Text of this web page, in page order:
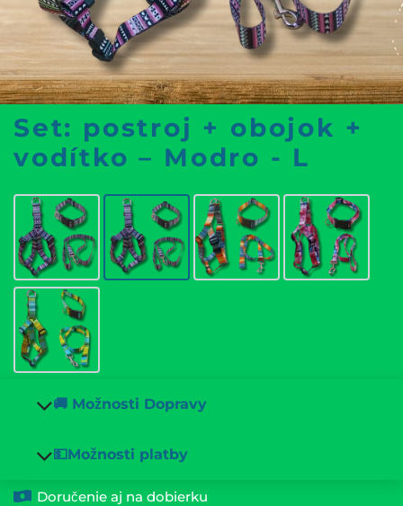
Set: postroj + obojok +
vodítko – Modro - L
🚚 Možnosti Dopravy
💵Možnosti platby
Doručenie aj na dobierku